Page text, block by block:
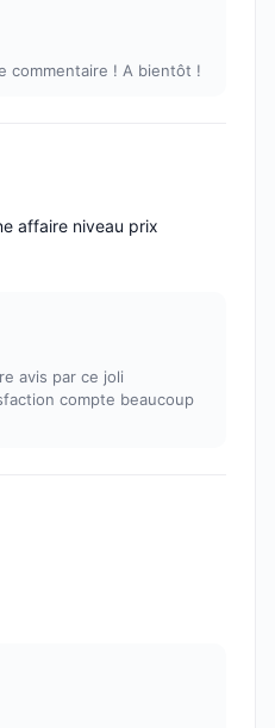
commentaire ! A bientôt !
affaire niveau prix
avis par ce joli
compte beaucoup